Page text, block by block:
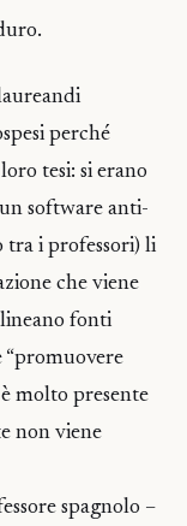
perché
tesi: si erano
software anti-
tra i professori) li
che viene
fonti
“promuovere
molto presente
non viene
spagnolo –